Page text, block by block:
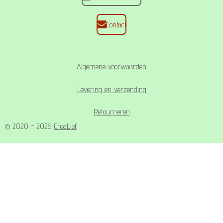
Contact
Algemene voorwaarden
Levering en verzending
Retourneren
© 2020 - 2026 CreaLief